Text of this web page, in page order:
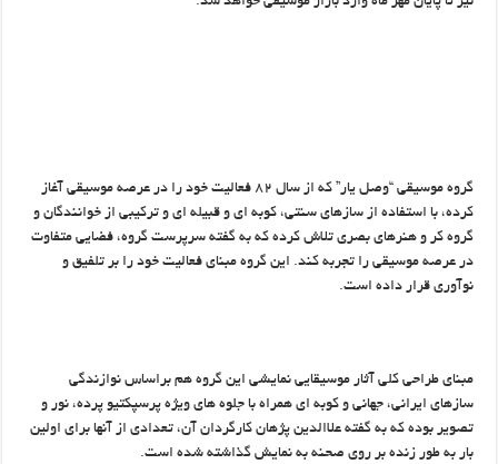
گروه موسیقی “وصل یار” که از سال ۸۲ فعالیت خود را در عرصه موسیقی آغاز
کرده، با استفاده از سازهای سنتی، کوبه ای و قبیله ای و ترکیبی از خوانندگان و
گروه کر و هنرهای بصری تلاش کرده که به گفته سرپرست گروه، فضایی متفاوت
در عرصه موسیقی را تجربه کند. این گروه مبنای فعالیت خود را بر تلفیق و
نوآوری قرار داده است.
مبنای طراحی کلی آثار موسیقایی نمایشی این گروه هم براساس نوازندگی
سازهای ایرانی، جهانی و کوبه ای همراه با جلوه های ویژه پرسپکتیو پرده، نور و
تصویر بوده که به گفته علاالدین پژهان کارگردان آن، تعدادی از آنها برای اولین
بار به طور زنده بر روی صحنه به نمایش گذاشته شده است.